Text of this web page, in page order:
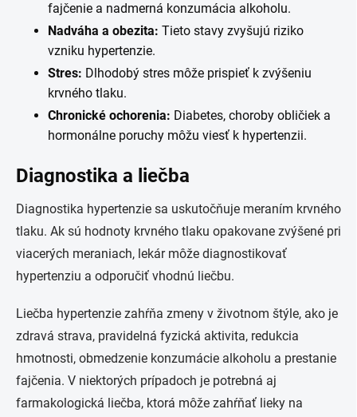
fajčenie a nadmerná konzumácia alkoholu.
Nadváha a obezita: Tieto stavy zvyšujú riziko
vzniku hypertenzie.
Stres: Dlhodobý stres môže prispieť k zvýšeniu
krvného tlaku.
Chronické ochorenia: Diabetes, choroby obličiek a
hormonálne poruchy môžu viesť k hypertenzii.
Diagnostika a liečba
Diagnostika hypertenzie sa uskutočňuje meraním krvného
tlaku. Ak sú hodnoty krvného tlaku opakovane zvýšené pri
viacerých meraniach, lekár môže diagnostikovať
hypertenziu a odporučiť vhodnú liečbu.
Liečba hypertenzie zahŕňa zmeny v životnom štýle, ako je
zdravá strava, pravidelná fyzická aktivita, redukcia
hmotnosti, obmedzenie konzumácie alkoholu a prestanie
fajčenia. V niektorých prípadoch je potrebná aj
farmakologická liečba, ktorá môže zahŕňať lieky na